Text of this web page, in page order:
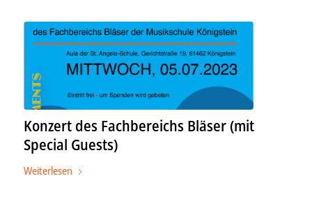
Konzert des Fachbereichs Bläser (mit
Special Guests)
Weiterlesen